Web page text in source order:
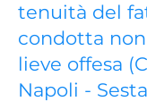
tenuità del
condotta
lieve offesa
Napoli -